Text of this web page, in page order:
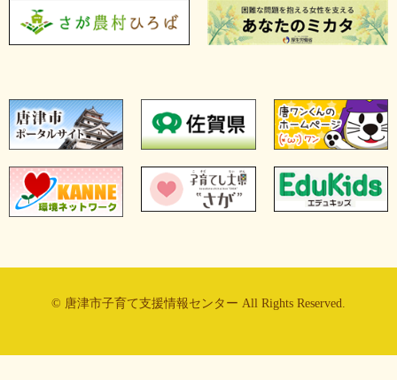
© 唐津市子育て支援情報センター All Rights Reserved.